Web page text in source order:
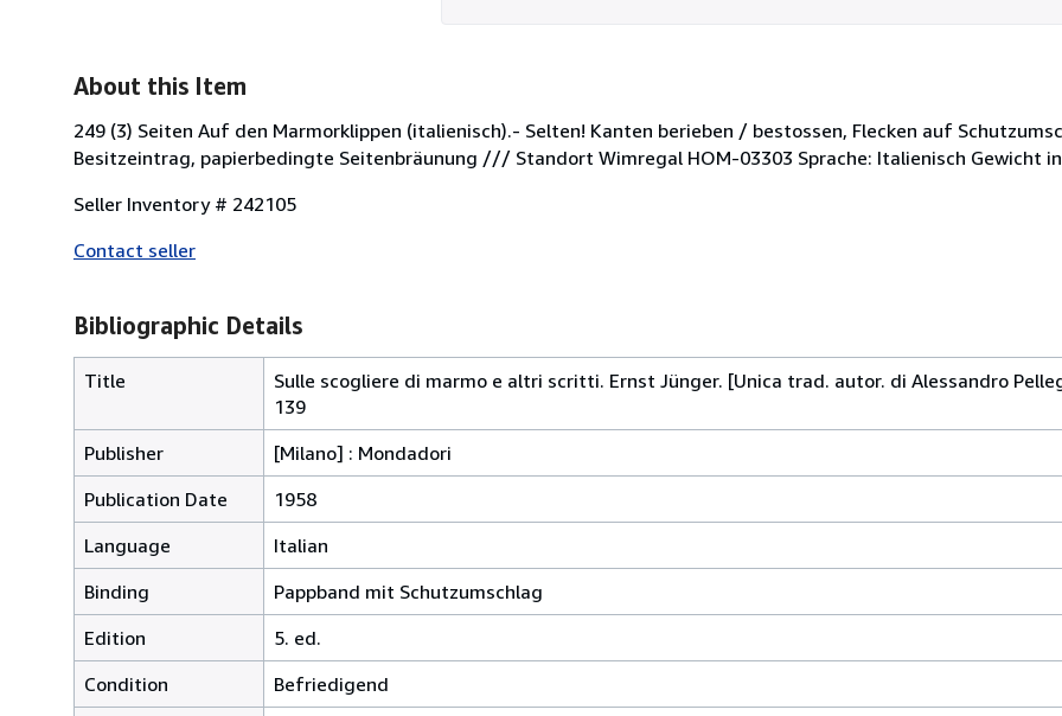
About this Item
249 (3) Seiten Auf den Marmorklippen (italienisch).- Selten! Kanten berieben / bestossen, Flecken auf
Besitzeintrag, papierbedingte Seitenbräunung /// Standort Wimregal HOM-03303 Sprache: Italienisch Gewicht in
Seller Inventory # 242105
Contact seller
Bibliographic Details
Title
Sulle scogliere di marmo e altri scritti. Ernst Jünger. [Unica trad. autor. di Alessandro
139
Publisher
[Milano] : Mondadori
Publication Date
1958
Language
Italian
Binding
Pappband mit Schutzumschlag
Edition
5. ed.
Condition
Befriedigend